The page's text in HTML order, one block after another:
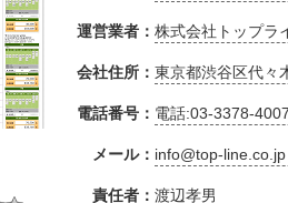
運営業者： 株式会社トップラ
会社住所： 東京都渋谷区代々
電話番号： 電話:03-3378-
メール： info@top-line.co.jp
責任者： 渡辺孝男